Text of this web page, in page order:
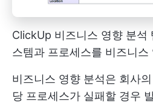
ClickUp 비즈니스 영향 분석
스템과 프로세스를 비즈니스
비즈니스 영향 분석은 회사
당 프로세스가 실패할 경우